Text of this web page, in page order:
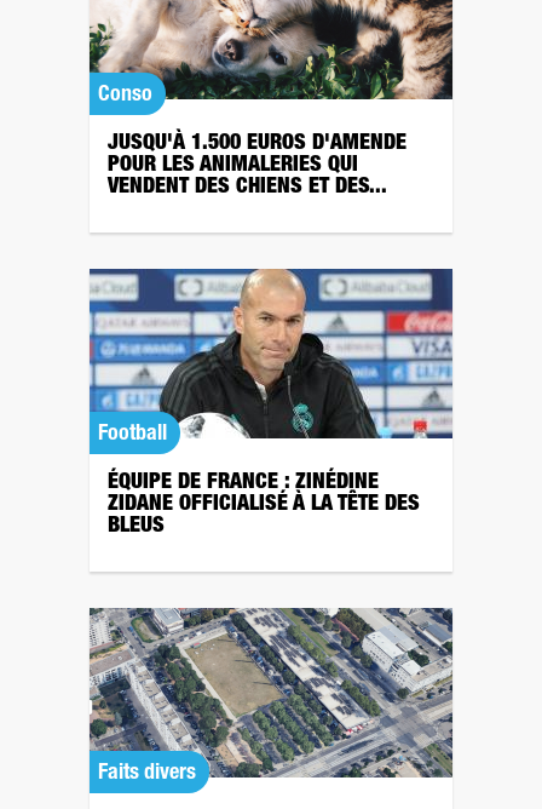
Conso
JUSQU'À 1.500 EUROS D'AMENDE
POUR LES ANIMALERIES QUI
VENDENT DES CHIENS ET DES...
Football
ÉQUIPE DE FRANCE : ZINÉDINE
ZIDANE OFFICIALISÉ À LA TÊTE DES
BLEUS
Faits divers